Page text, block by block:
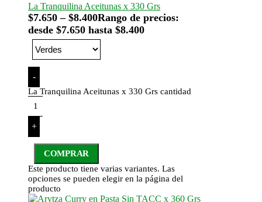
La Tranquilina Aceitunas x 330 Grs
$7.650 – $8.400Rango de precios:
desde $7.650 hasta $8.400
-
La Tranquilina Aceitunas x 330 Grs cantidad
+
COMPRAR
Este producto tiene varias variantes. Las
opciones se pueden elegir en la página del
producto